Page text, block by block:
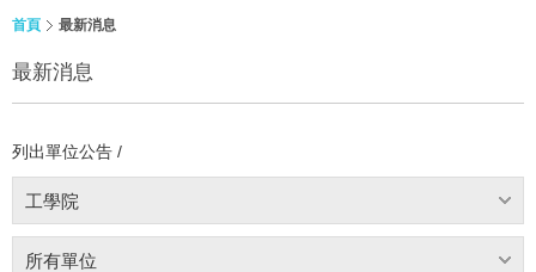
首頁 最新消息
最新消息
列出單位公告 /
工學院
所有單位